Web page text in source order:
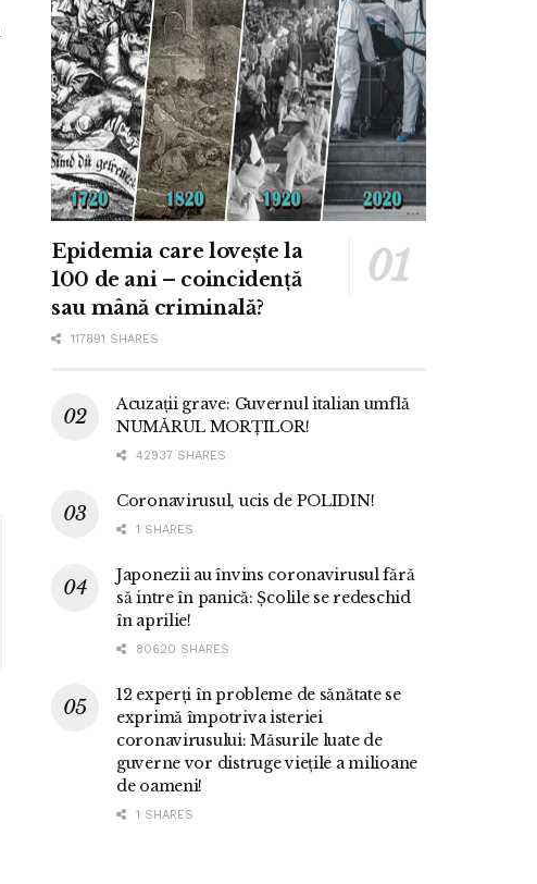
Epidemia care lovește la
100 de ani – coincidență
sau mână criminală?
117891 SHARES
Acuzații grave: Guvernul italian umflă
NUMĂRUL MORȚILOR!
42937 SHARES
Coronavirusul, ucis de POLIDIN!
1 SHARES
Japonezii au învins coronavirusul fără
să intre în panică: Școlile se redeschid
în aprilie!
80620 SHARES
12 experți în probleme de sănătate se
exprimă împotriva isteriei
coronavirusului: Măsurile luate de
guverne vor distruge viețile a milioane
de oameni!
1 SHARES